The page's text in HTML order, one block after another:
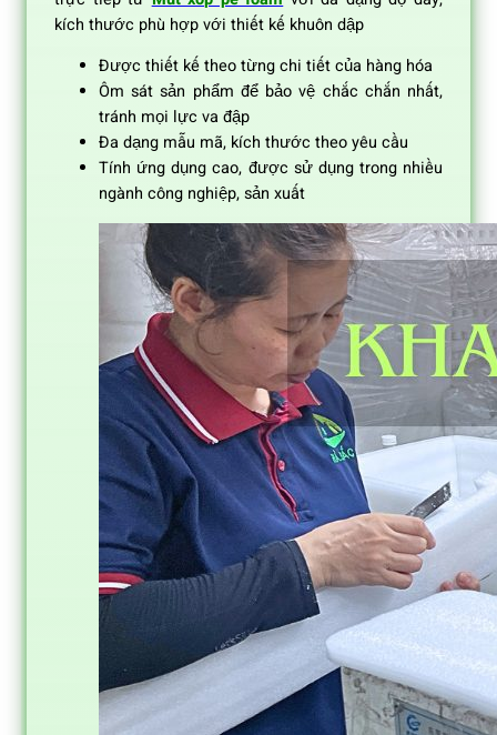
kích thước phù hợp với thiết kế khuôn dập
Được thiết kế theo từng chi tiết của hàng hóa
Ôm sát sản phẩm để bảo vệ chắc chắn nhất,
tránh mọi lực va đập
Đa dạng mẫu mã, kích thước theo yêu cầu
Tính ứng dụng cao, được sử dụng trong nhiều
ngành công nghiệp, sản xuất